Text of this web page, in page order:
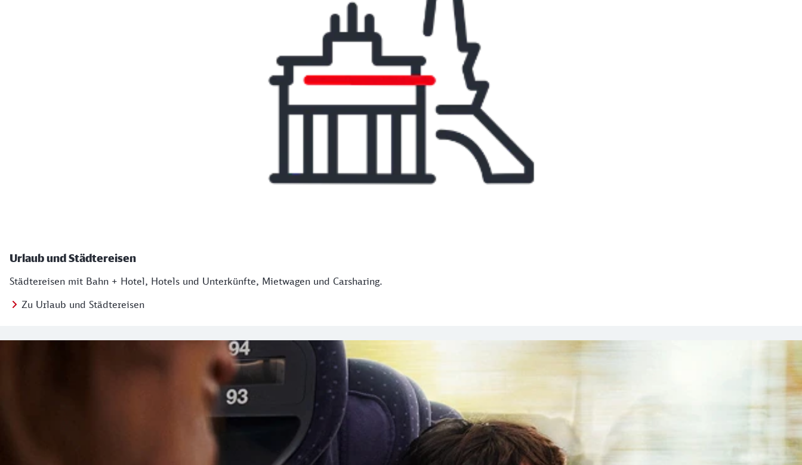
Urlaub und Städtereisen
Städtereisen mit Bahn + Hotel, Hotels und Unterkünfte, Mietwagen und Carsharing.
Zu Urlaub und Städtereisen